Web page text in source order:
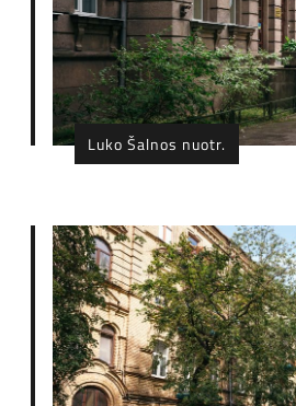
Luko Šalnos nuotr.